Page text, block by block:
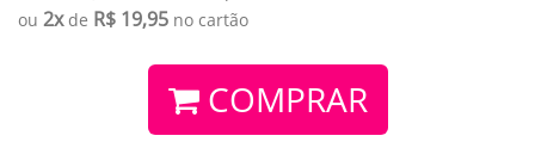
ou 2xde R$ 19,95 no cartão
COMPRAR